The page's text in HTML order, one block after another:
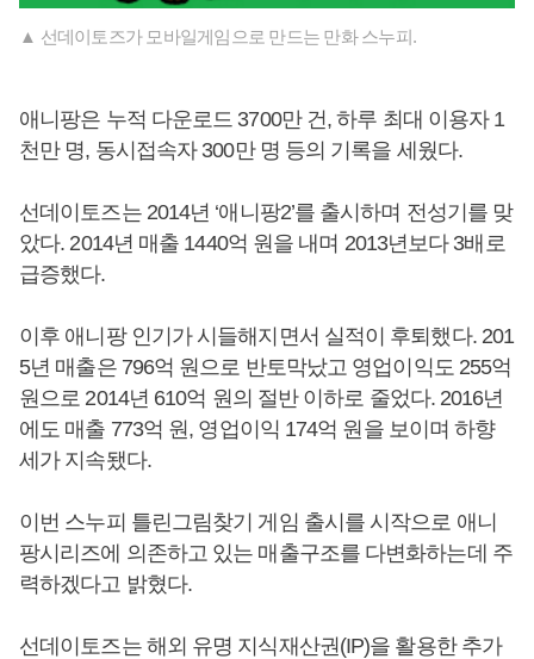
▲ 선데이토즈가 모바일게임으로 만드는 만화 스누피.
애니팡은 누적 다운로드 3700만 건, 하루 최대 이용자 1
천만 명, 동시접속자 300만 명 등의 기록을 세웠다.
선데이토즈는 2014년 ‘애니팡2’를 출시하며 전성기를 맞
았다. 2014년 매출 1440억 원을 내며 2013년보다 3배로
급증했다.
이후 애니팡 인기가 시들해지면서 실적이 후퇴했다. 201
5년 매출은 796억 원으로 반토막났고 영업이익도 255억
원으로 2014년 610억 원의 절반 이하로 줄었다. 2016년
에도 매출 773억 원, 영업이익 174억 원을 보이며 하향
세가 지속됐다.
이번 스누피 틀린그림찾기 게임 출시를 시작으로 애니
팡시리즈에 의존하고 있는 매출구조를 다변화하는데 주
력하겠다고 밝혔다.
선데이토즈는 해외 유명 지식재산권(IP)을 활용한 추가